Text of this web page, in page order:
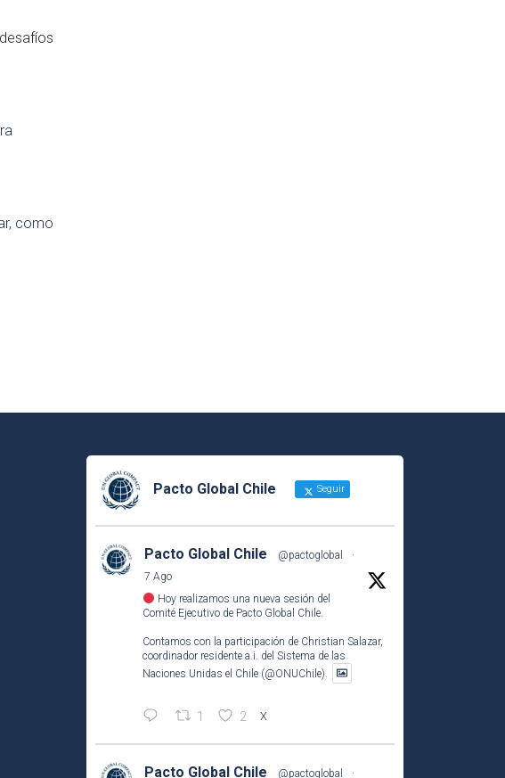
como
Pacto Global Chile Seguir
Pacto Global Chile @pactoglobal
·
7 Ago
Hoy realizamos una nueva sesión del
Comité Ejecutivo de Pacto Global Chile.
Contamos con la participación de Christian Salazar,
coordinador residente a.i. del Sistema de las
Naciones Unidas el Chile (@ONUChile).
1 2 X
Pacto Global Chile @pactoglobal ·